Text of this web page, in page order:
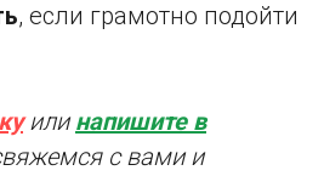
, если грамотно подойти
илинапишите в
с вами и